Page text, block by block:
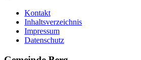
Kontakt
Inhaltsverzeichnis
Impressum
Datenschutz